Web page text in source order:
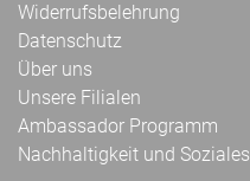
Widerrufsbelehrung
Datenschutz
Über uns
Unsere Filialen
Ambassador Programm
Nachhaltigkeit und Soziales